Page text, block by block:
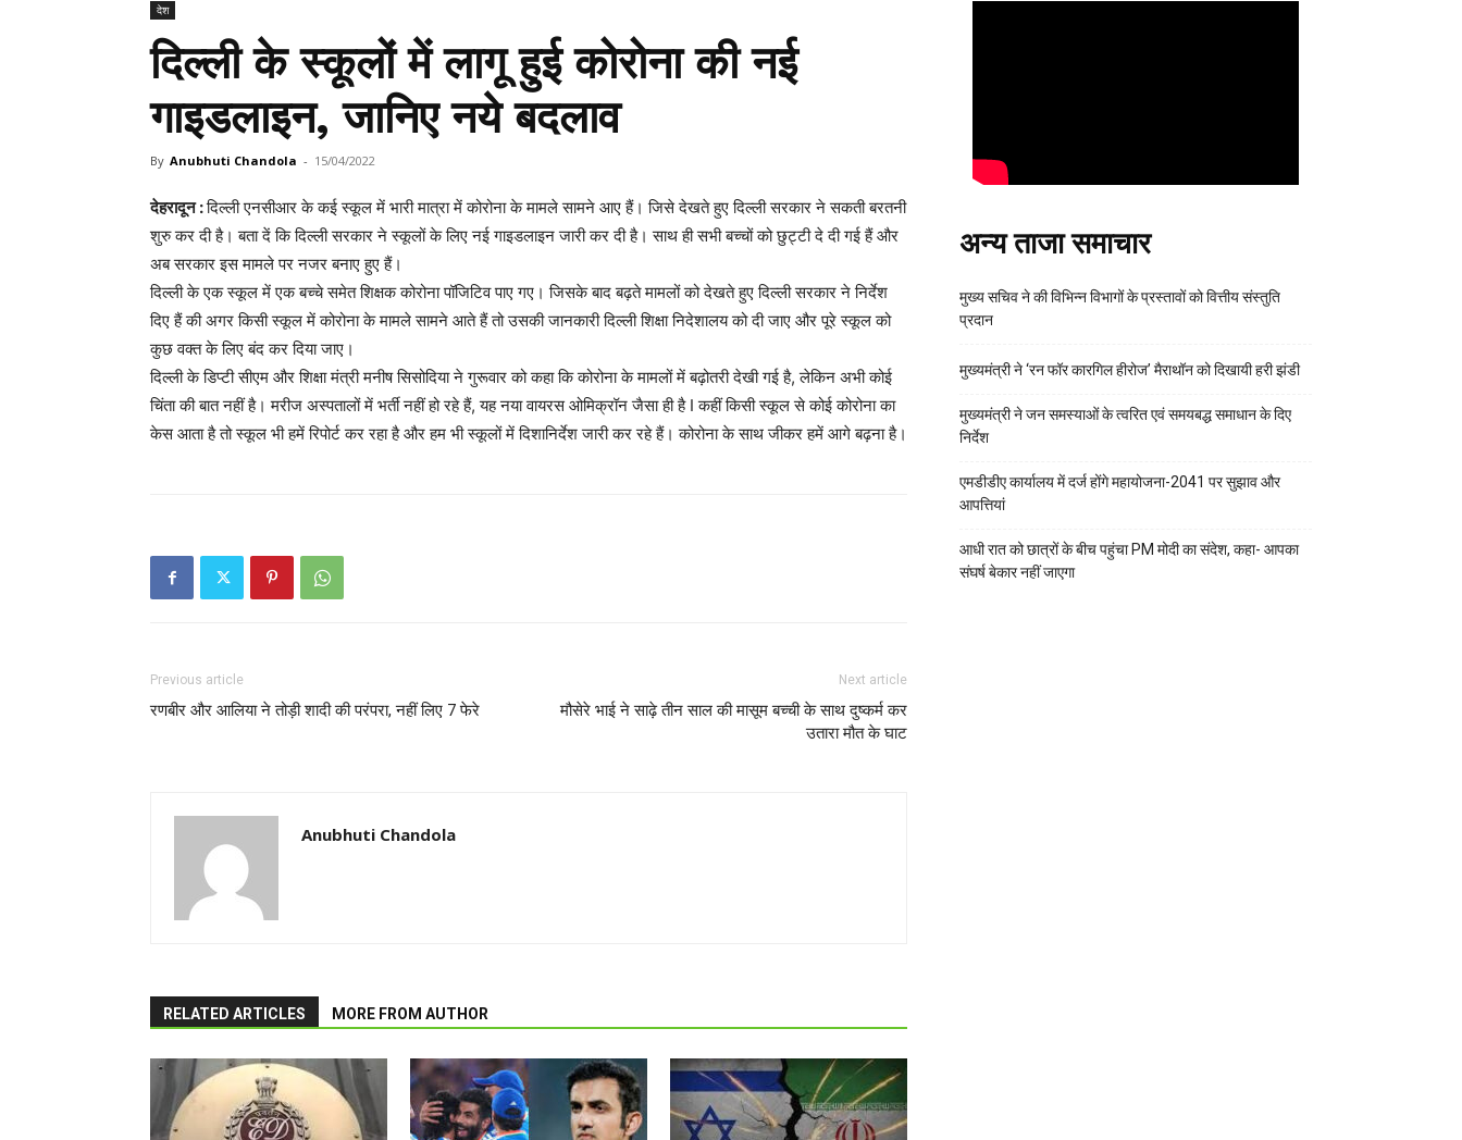
देश
दिल्ली के स्कूलों में लागू हुई कोरोना की नई
गाइडलाइन, जानिए नये बदलाव
By Anubhuti Chandola - 15/04/2022
देहरादून :दिल्ली एनसीआर के कई स्कूल में भारी मात्रा में कोरोना के मामले सामने आए हैं। जिसे देखते हुए दिल्ली सरकार ने सकती बरतनी
शुरु कर दी है। बता दें कि दिल्ली सरकार ने स्कूलों के लिए नई गाइडलाइन जारी कर दी है। साथ ही सभी बच्चों को छुट्टी दे दी गई हैं और
अब सरकार इस मामले पर नजर बनाए हुए हैं।
दिल्ली के एक स्कूल में एक बच्चे समेत शिक्षक कोरोना पॉजिटिव पाए गए। जिसके बाद बढ़ते मामलों को देखते हुए दिल्ली सरकार ने निर्देश
दिए हैं की अगर किसी स्कूल में कोरोना के मामले सामने आते हैं तो उसकी जानकारी दिल्ली शिक्षा निदेशालय को दी जाए और पूरे स्कूल को
कुछ वक्त के लिए बंद कर दिया जाए।
दिल्ली के डिप्टी सीएम और शिक्षा मंत्री मनीष सिसोदिया ने गुरूवार को कहा कि कोरोना के मामलों में बढ़ोतरी देखी गई है, लेकिन अभी कोई
चिंता की बात नहीं है। मरीज अस्पतालों में भर्ती नहीं हो रहे हैं, यह नया वायरस ओमिक्रॉन जैसा ही है I कहीं किसी स्कूल से कोई कोरोना का
केस आता है तो स्कूल भी हमें रिपोर्ट कर रहा है और हम भी स्कूलों में दिशानिर्देश जारी कर रहे हैं। कोरोना के साथ जीकर हमें आगे बढ़ना है।
Previous article
रणबीर और आलिया ने तोड़ी शादी की परंपरा, नहीं लिए 7 फेरे
Next article
मौसेरे भाई ने साढ़े तीन साल की मासूम बच्ची के साथ दुष्कर्म कर
उतारा मौत के घाट
Anubhuti Chandola
RELATED ARTICLES MORE FROM AUTHOR
अन्य ताजा समाचार
मुख्य सचिव ने की विभिन्न विभागों के प्रस्तावों को वित्तीय संस्तुति
प्रदान
मुख्यमंत्री ने ‘रन फॉर कारगिल हीरोज’ मैराथॉन को दिखायी हरी झंडी
मुख्यमंत्री ने जन समस्याओं के त्वरित एवं समयबद्ध समाधान के दिए
निर्देश
एमडीडीए कार्यालय में दर्ज होंगे महायोजना-2041 पर सुझाव और
आपत्तियां
आधी रात को छात्रों के बीच पहुंचा PM मोदी का संदेश, कहा- आपका
संघर्ष बेकार नहीं जाएगा